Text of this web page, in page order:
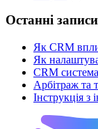
Останні записи
Як CRM
Як
CRM
Арбітраж та
Інструкція з